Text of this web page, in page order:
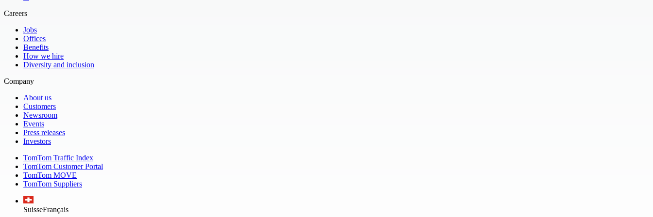
Careers
Jobs
Offices
Benefits
How we hire
Diversity and inclusion
Company
About us
Customers
Newsroom
Events
Press releases
Investors
TomTom Traffic Index
TomTom Customer Portal
TomTom MOVE
TomTom Suppliers
SuisseFrançais